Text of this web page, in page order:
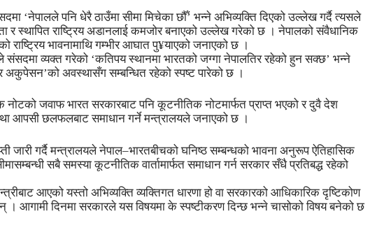
‘नेपालले पनि धेरै ठाउँमा सीमा मिचेका छौँ’ भन्ने अभिव्यक्ति दिएको उल्लेख गर्दै त्यसले
र स्थापित राष्ट्रिय अडानलाई कमजोर बनाएको उल्लेख गरेको छ । नेपालको संवैधानिक
राष्ट्रिय भावनामाथि गम्भीर आघात पु¥याएको जनाएको छ ।
संसदमा व्यक्त गरेको ‘कतिपय स्थानमा भारतको जग्गा नेपालतिर रहेको हुन सक्छ’ भन्ने
अकुपेसन’को अवस्थासँग सम्बन्धित रहेको स्पष्ट पारेको छ ।
जवाफ भारत सरकारबाट पनि कूटनीतिक नोटमार्फत प्राप्त भएको र दुवै देश
आपसी छलफलबाट समाधान गर्ने मन्त्रालयले जनाएको छ ।
जारी गर्दै मन्त्रालयले नेपाल–भारतबीचको घनिष्ठ सम्बन्धको भावना अनुरूप ऐतिहासिक
सबै समस्या कूटनीतिक वार्तामार्फत समाधान गर्न सरकार सँधै प्रतिबद्ध रहेको
आएको यस्तो अभिव्यक्ति व्यक्तिगत धारणा हो वा सरकारको आधिकारिक दृष्टिकोण
। आगामी दिनमा सरकारले यस विषयमा के स्पष्टीकरण दिन्छ भन्ने चासोको विषय बनेको छ